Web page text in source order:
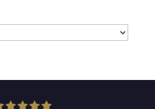
Anwaltskanzlei Heinemann & Rummel GbR
SEHR GUT